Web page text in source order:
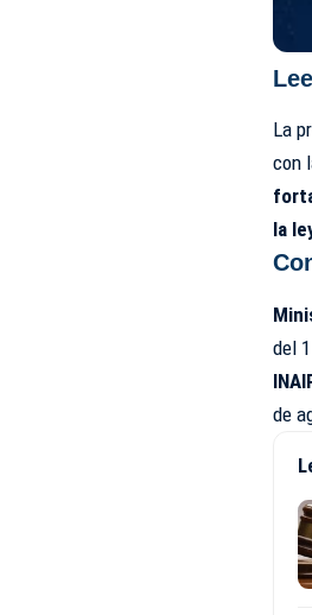
La
con
la
del
de